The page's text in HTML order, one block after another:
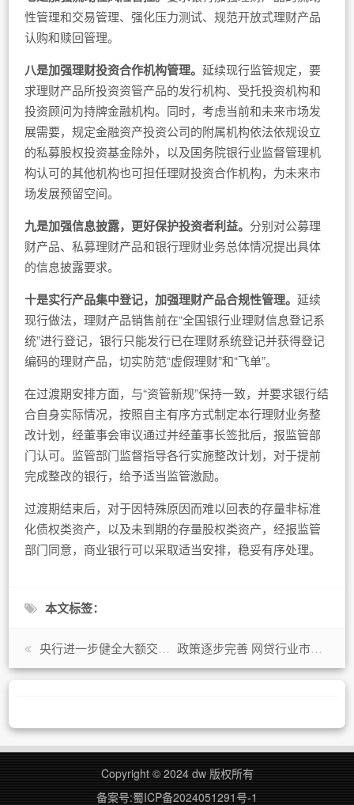
性管理和交易管理、强化压力测试、规范开放式理财产品
认购和赎回管理。
八是加强理财投资合作机构管理。延续现行监管规定，要
求理财产品所投资资管产品的发行机构、受托投资机构和
投资顾问为持牌金融机构。同时，考虑当前和未来市场发
展需要，规定金融资产投资公司的附属机构依法依规设立
的私募股权投资基金除外，以及国务院银行业监督管理机
构认可的其他机构也可担任理财投资合作机构，为未来市
场发展预留空间。
九是加强信息披露，更好保护投资者利益。 分别对公募理
财产品、私募理财产品和银行理财业务总体情况提出具体
的信息披露要求。
十是实行产品集中登记，加强理财产品合规性管理。延续
现行做法，理财产品销售前在“全国银行业理财信息登记系
统”进行登记，银行只能发行已在理财系统登记并获得登记
编码的理财产品，切实防范“虚假理财”和“飞单”。
在过渡期安排方面，与“资管新规”保持一致，并要求银行结
合自身实际情况，按照自主有序方式制定本行理财业务整
改计划，经董事会审议通过并经董事长签批后，报监管部
门认可。监管部门监督指导各行实施整改计划，对于提前
完成整改的银行，给予适当监管激励。
过渡期结束后，对于因特殊原因而难以回表的存量非标准
化债权类资产，以及未到期的存量股权类资产，经报监管
部门同意，商业银行可以采取适当安排，稳妥有序处理。
本文标签：
央行进一步健全大额交易和可疑交易报告工作机制 强化董事会和高级管理层反洗钱履职责任 政策逐步完善 网贷行业市场出清仍将继续
Copyright © 2024 dw 版权所有
备案号:蜀ICP备2024051291号-1